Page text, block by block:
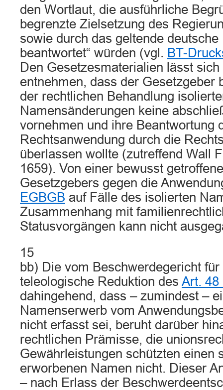
den Wortlaut, die ausführliche
begrenzte Zielsetzung des
sowie durch das geltende
beantwortet“ würden (vgl. BT-
Den Gesetzesmaterialien lässt
entnehmen, dass der Gesetzgeber
der rechtlichen Behandlung
Namensänderungen keine
vornehmen und ihre Beantwortung
Rechtsanwendung durch die
überlassen wollte (zutreffend Wall
1659). Von einer bewusst
Gesetzgebers gegen die
EGBGB auf Fälle des isolierten
Zusammenhang mit
Statusvorgängen kann nicht
15
bb) Die vom Beschwerdegericht
teleologische Reduktion des Art. 48
dahingehend, dass – zumindest –
Namenserwerb vom
nicht erfasst sei, beruht darüber
rechtlichen Prämisse, die
Gewährleistungen schützten einen
erworbenen Namen nicht. Dieser
– nach Erlass der